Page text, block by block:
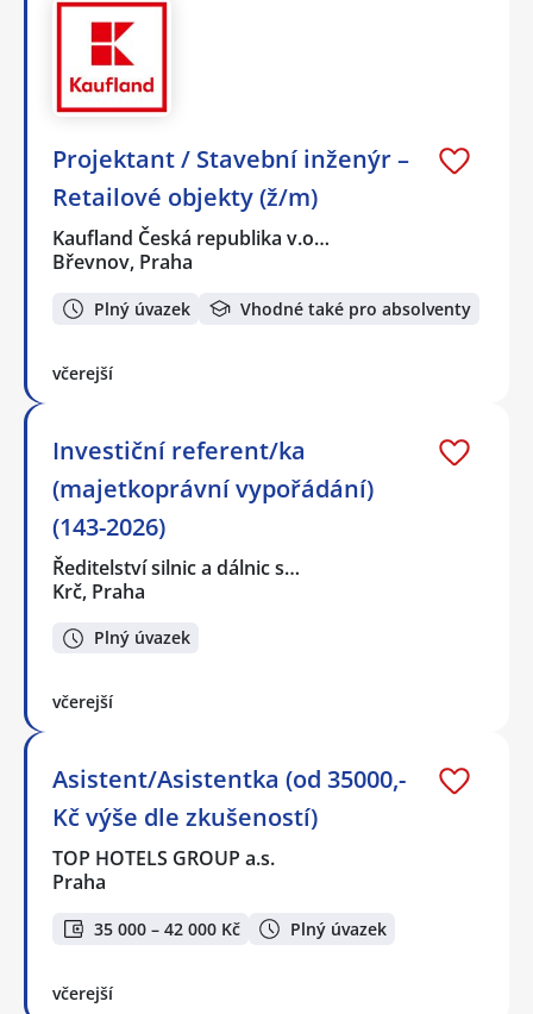
Projektant / Stavební inženýr –
Retailové objekty (ž/m)
Kaufland Česká republika v.o…
Břevnov, Praha
Plný úvazek Vhodné také pro absolventy
včerejší
Investiční referent/ka
(majetkoprávní vypořádání)
(143-2026)
Ředitelství silnic a dálnic s…
Krč, Praha
Plný úvazek
včerejší
Asistent/Asistentka (od 35000,-
Kč výše dle zkušeností)
TOP HOTELS GROUP a.s.
Praha
35 000 – 42 000 Kč Plný úvazek
včerejší